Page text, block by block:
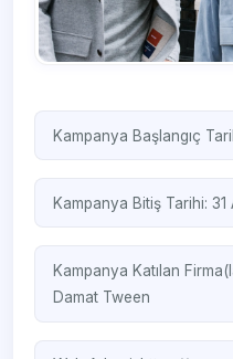
Kampanya Başlangıç
Kampanya Bitiş Tarihi:
Kampanya Katılan
Damat Tween